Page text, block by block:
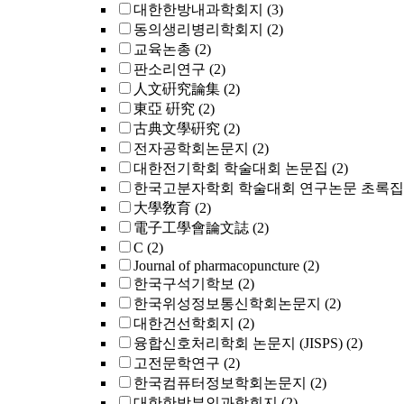
대한한방내과학회지 (3)
동의생리병리학회지 (2)
교육논총 (2)
판소리연구 (2)
人文硏究論集 (2)
東亞 硏究 (2)
古典文學硏究 (2)
전자공학회논문지 (2)
대한전기학회 학술대회 논문집 (2)
한국고분자학회 학술대회 연구논문 초록집
大學敎育 (2)
電子工學會論文誌 (2)
C (2)
Journal of pharmacopuncture (2)
한국구석기학보 (2)
한국위성정보통신학회논문지 (2)
대한건선학회지 (2)
융합신호처리학회 논문지 (JISPS) (2)
고전문학연구 (2)
한국컴퓨터정보학회논문지 (2)